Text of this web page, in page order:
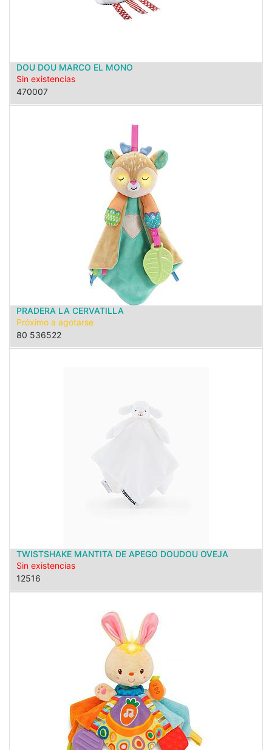
DOU DOU MARCO EL MONO
Sin existencias
470007
PRADERA LA CERVATILLA
Próximo a agotarse
80 536522
TWISTSHAKE MANTITA DE APEGO DOUDOU OVEJA
Sin existencias
12516